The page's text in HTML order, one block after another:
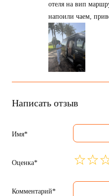
отеля на вип
напоили чаем,
Написать отзыв
Имя*
Оценка*
Комментарий*